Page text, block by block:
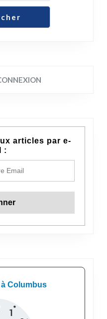
articles par e-
: